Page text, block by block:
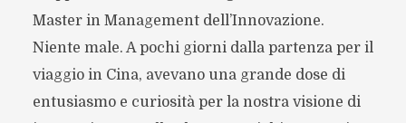
Master in Management dell’Innovazione.
Niente male. A pochi giorni dalla partenza per il
viaggio in Cina, avevano una grande dose di
entusiasmo e curiosità per la nostra visione di